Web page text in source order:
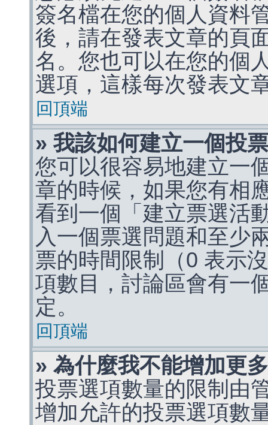
簽名檔在您的個人資料
後，請在發表文章的頁
名。您也可以在您的個
選項，這樣每次發表文
回頂端
» 我該如何建立一個投
您可以很容易地建立一
章的時候，如果您有相
看到一個「建立票選活
入一個票選問題和至少
票的時間限制（0 表示
項數目，討論區會有一
定。
回頂端
» 為什麼我不能增加更
投票選項數量的限制由
增加允許的投票選項數